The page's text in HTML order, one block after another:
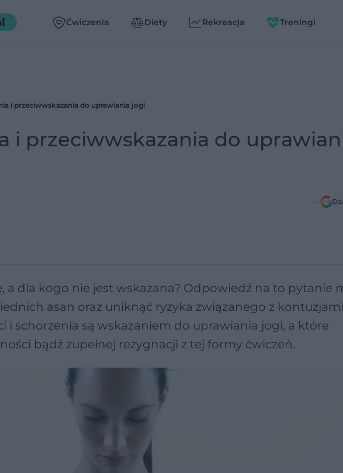
Ćwiczenia Diety Rekreacja Treningi
i przeciwwskazania do uprawiania jogi
i przeciwwskazania do
a dla kogo nie jest wskazana? Odpowiedź na to pytanie
asan oraz uniknąć ryzyka związanego z
i schorzenia są wskazaniem do uprawiania jogi, a które
bądź zupełnej rezygnacji z tej formy ćwiczeń.